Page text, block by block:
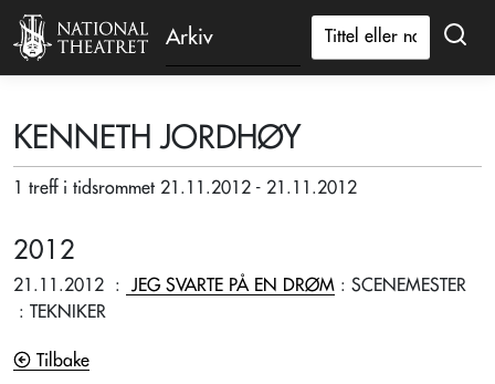
Arkiv
KENNETH JORDHØY
1 treff i tidsrommet 21.11.2012 - 21.11.2012
2012
21.11.2012 : JEG SVARTE PÅ EN DRØM : SCENEMESTER
: TEKNIKER
Tilbake